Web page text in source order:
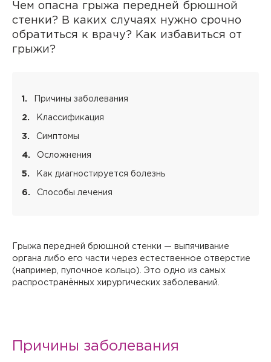
Чем опасна грыжа передней брюшной
стенки? В каких случаях нужно срочно
обратиться к врачу? Как избавиться от
грыжи?
Причины заболевания
Классификация
Симптомы
Осложнения
Как диагностируется болезнь
Способы лечения
Грыжа передней брюшной стенки — выпячивание
органа либо его части через естественное отверстие
(например, пупочное кольцо). Это одно из самых
распространённых хирургических заболеваний.
Причины заболевания